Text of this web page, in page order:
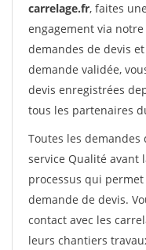
carrelage.fr, faites
engagement via
demandes de devis
demande validée,
devis enregistrées
tous les partenaires
Toutes les
service Qualité avant
processus qui
demande de devis.
contact avec les
leurs chantiers